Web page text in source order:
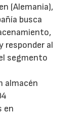
(Alemania),
busca
responder al
segmento
almacén
en